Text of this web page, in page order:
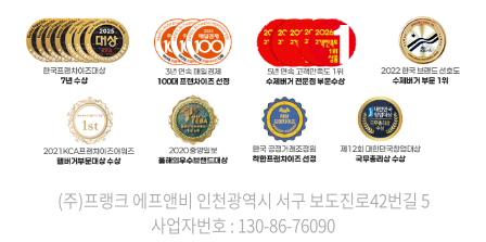
(주)프랭크 에프앤비 인천광역시 서구 보도진로42번길 5
사업자번호 : 130-86-76090